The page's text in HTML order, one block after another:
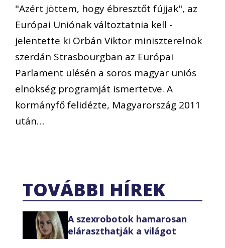
"Azért jöttem, hogy ébresztőt fújjak", az
Európai Uniónak változtatnia kell -
jelentette ki Orbán Viktor miniszterelnök
szerdán Strasbourgban az Európai
Parlament ülésén a soros magyar uniós
elnökség programját ismertetve. A
kormányfő felidézte, Magyarország 2011
után…
TOVÁBBI HÍREK
A szexrobotok hamarosan
eláraszthatják a világot